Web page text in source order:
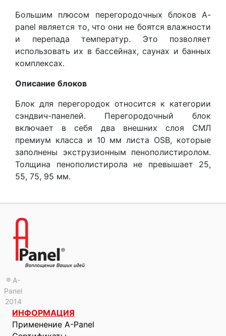
Большим плюсом перегородочных блоков A-
panel является то, что они не боятся влажности
и перепада температур. Это позволяет
использовать их в бассейнах, саунах и банных
комплексах.
Описание блоков
Блок для перегородок относится к категории
сэндвич-панелей. Перегородочный блок
включает в себя два внешних слоя СМЛ
премиум класса и 10 мм листа OSB, которые
заполнены экструзионным пенополистиролом.
Толщина пенополистирола не превышает 25,
55, 75, 95 мм.
® A-
Panel
2014
ИНФОРМАЦИЯ
Применение A-Panel